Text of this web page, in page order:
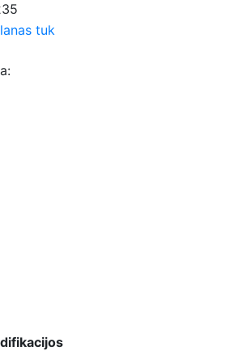
tuk